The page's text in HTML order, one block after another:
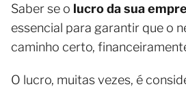
Saber se o lucro da sua
essencial para garantir que o
caminho certo,
O lucro, muitas vezes, é